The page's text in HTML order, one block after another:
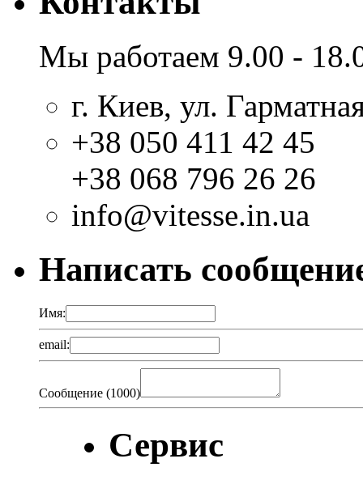
Мы работаем 9.00 -
г. Киев, ул.
+38 050 411 42 45
+38 068 796 26 26
info@vitesse.in.ua
Написать
Имя:
email:
Сообщение (1000)
Сервис